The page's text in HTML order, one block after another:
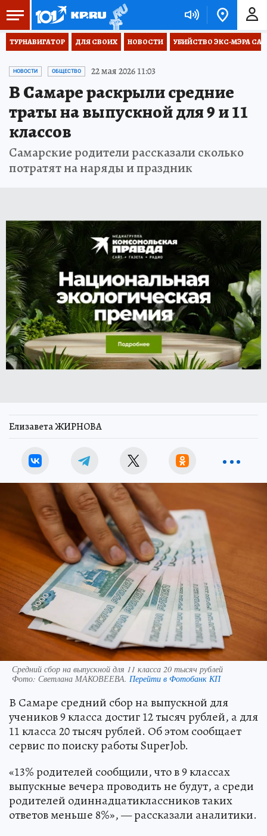
ТУРНАВИГАТОР ДЛЯ СВОИХ НОВОСТИ УБИЙСТВО ЭКС-МЭРА
НОВОСТИ ОБЩЕСТВО 22 мая 2026 11:03
В Самаре раскрыли средние
траты на выпускной для 9 и 11
классов
Самарские родители рассказали сколько
потратят на наряды и праздник
Елизавета ЖИРНОВА
Средний сбор на выпускной для 11 класса 20 тысяч рублей
Фото: Светлана МАКОВЕЕВА. Перейти в Фотобанк КП
В Самаре средний сбор на выпускной для
учеников 9 класса достиг 12 тысяч рублей, а для
11 класса 20 тысяч рублей. Об этом сообщает
сервис по поиску работы SuperJob.
«13% родителей сообщили, что в 9 классах
выпускные вечера проводить не будут, а среди
родителей одиннадцатиклассников таких
ответов меньше 8%», — рассказали аналитики.